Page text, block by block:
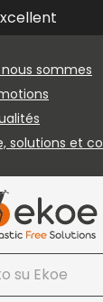
sommes
solutions et